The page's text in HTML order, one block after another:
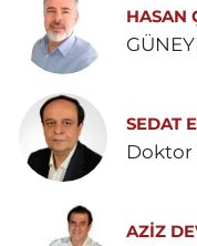
HASAN
SEDAT
AZIZ